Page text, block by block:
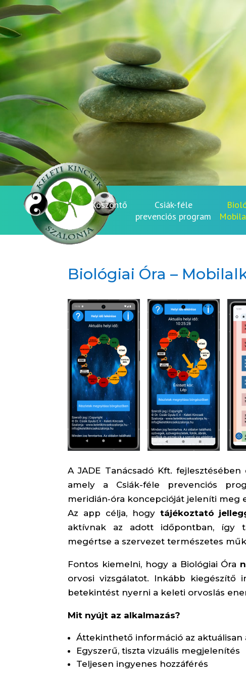
Köszöntő
Csiák-féle
prevenciós program
Biológiai Óra –
A JADE Tanácsadó Kft.
amely a Csiák-féle prevenciós
meridián‑óra koncepcióját jeleníti meg
Az app célja, hogy tájékoztató
aktívnak az adott időpontban, így
megértse a szervezet természetes
Fontos kiemelni, hogy a Biológiai Óra
orvosi vizsgálatot. Inkább kiegészítő
betekintést nyerni a keleti orvoslás
Mit nyújt az alkalmazás?
Áttekinthető információ az
Egyszerű, tiszta vizuális megjelenítés
Teljesen ingyenes hozzáférés